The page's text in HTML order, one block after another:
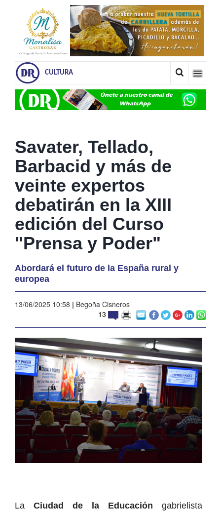
CULTURA
Savater, Tellado,
Barbacid y más de
veinte expertos
debatirán en la XIII
edición del Curso
"Prensa y Poder"
Abordará el futuro de la España rural y
europea
13/06/2025 10:58 | Begoña Cisneros
13
La Ciudad de la Educación gabrielista